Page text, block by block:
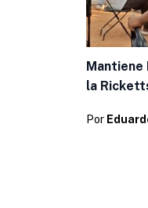
Mantiene
la
Por